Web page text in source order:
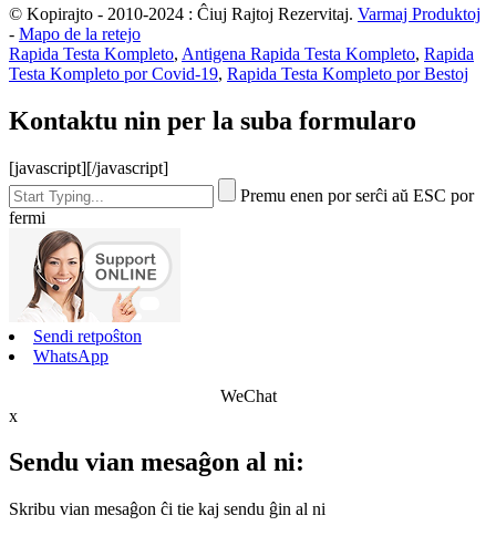
© Kopirajto - 2010-2024 : Ĉiuj Rajtoj Rezervitaj. Varmaj Produktoj
- Mapo de la retejo
Rapida Testa Kompleto, Antigena Rapida Testa Kompleto, Rapida
Testa Kompleto por Covid-19, Rapida Testa Kompleto por Bestoj
Kontaktu nin per la suba formularo
[javascript][/javascript]
Premu enen por serĉi aŭ ESC por
fermi
Sendi retpoŝton
WhatsApp
WeChat
x
Sendu vian mesaĝon al ni:
Skribu vian mesaĝon ĉi tie kaj sendu ĝin al ni